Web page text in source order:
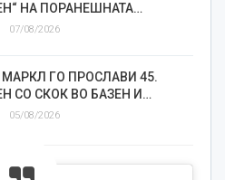
НА ПОРАНЕШНАТА…
07/08/2026
МАРКЛ ГО ПРОСЛАВИ 45.
СО СКОК ВО БАЗЕН И…
05/08/2026